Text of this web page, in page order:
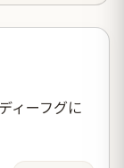
ィーフグに